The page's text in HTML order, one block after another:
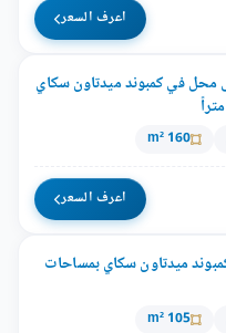
اعرف السعر
على محل في كمبوند ميدتاون سكاي
160 m²
اعرف السعر
ميدتاون سكاي بمساحات
105 m²